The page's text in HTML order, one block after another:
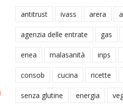
antitrust ivass arera
agenzia delle entrate gas
enea malasanità inps
consob cucina ricette
senza glutine energia